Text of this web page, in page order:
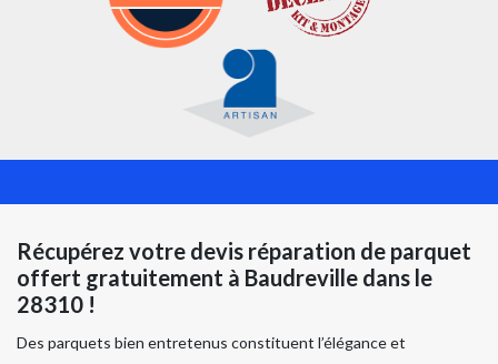
Récupérez votre devis réparation de parquet
offert gratuitement à Baudreville dans le
28310 !
Des parquets bien entretenus constituent l’élégance et